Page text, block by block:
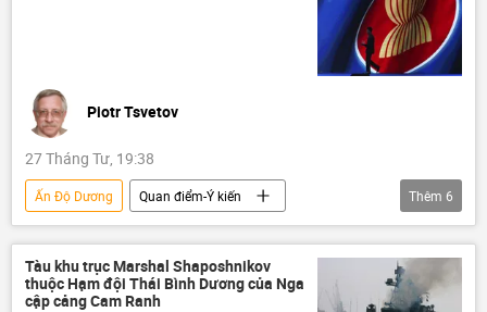
Piotr Tsvetov
27 Tháng Tư, 19:38
Ấn Độ Dương
Quan điểm-Ý kiến
chuyên gia
Tác giả
ASEAN
Thái Bình Dương
Nga Châu Á
Thêm 6
Tàu khu trục Marshal Shaposhnikov
thuộc Hạm đội Thái Bình Dương của Nga
cập cảng Cam Ranh